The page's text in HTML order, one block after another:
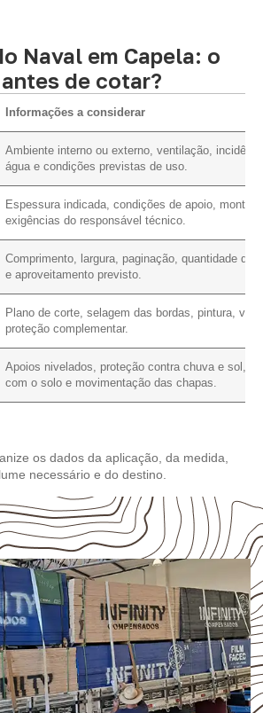
Naval em Capela: o
de cotar?
Informações a considerar
Ambiente interno ou externo, ventilação,
água e condições previstas de uso.
Espessura indicada, condições de apoio,
exigências do responsável técnico.
Comprimento, largura, paginação, quantidade de
e aproveitamento previsto.
Plano de corte, selagem das bordas, pintura,
proteção complementar.
Apoios nivelados, proteção contra chuva e sol,
com o solo e movimentação das chapas.
os dados da aplicação, da medida,
necessário e do destino.